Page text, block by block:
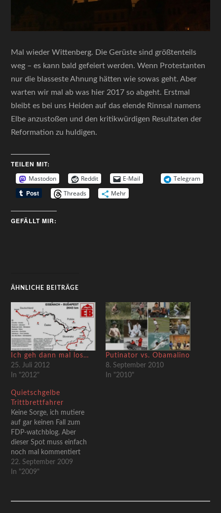
Mal wieder Wittenberg. Die Gerüste sind größtenteils
weg – es kann bald gefeiert werden. Wenn Protestanten
nur die blasseste Ahnung hätten wie sowas geht. Aber
warten wir mal ab was hier 2017 so abgeht. Erstmal
bleibt es bei uns Heiden auf das elende Rinnsal namens
Elbe anzustoßen und den kritikwürdigen Resultaten der
Reformation zu huldigen.
TEILEN MIT:
Mastodon Reddit E-Mail
Telegram
Threads
Mehr
GEFÄLLT MIR:
ÄHNLICHE BEITRÄGE
Ich geh dann mal los…
25. Juli 2012
In "2012"
Putinator vs. Obamalino
8. September 2010
In "2010"
Quietschgelbe
Trittbrettfahrer
Keine Sorge, ich mutiere
auf gar keinen Fall zum
FDP-watchblog. Aber
dieser Spot muss einfach
noch mal kommentiert
werden.Kinnings, jetzt mal
im Ernst: Wir kriegt ihr das
Psychohaushalt völlig in
22. September 2009
In "2009"